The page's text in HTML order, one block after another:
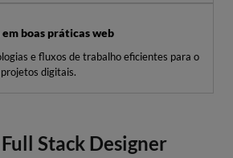
boas práticas web
e fluxos de trabalho eficientes para o
digitais.
Stack Designer